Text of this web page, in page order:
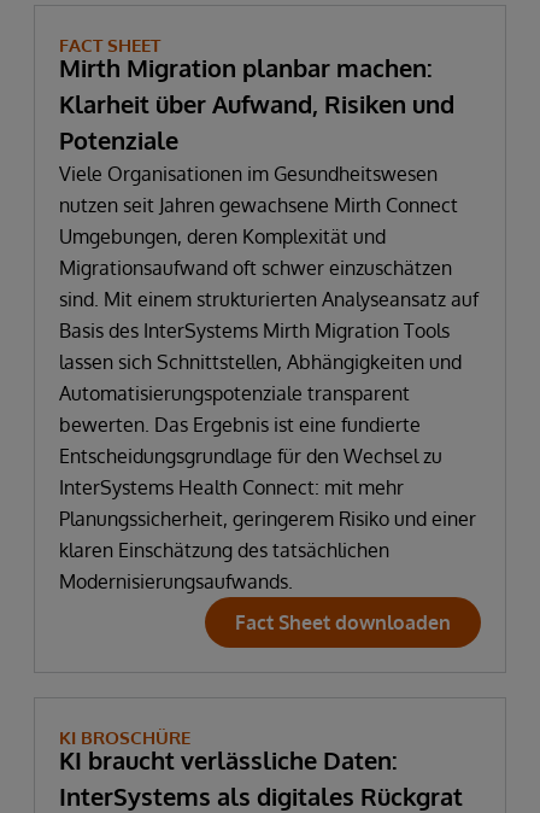
FACT SHEET
Mirth Migration planbar machen:
Klarheit über Aufwand, Risiken und
Potenziale
Viele Organisationen im Gesundheitswesen
nutzen seit Jahren gewachsene Mirth Connect
Umgebungen, deren Komplexität und
Migrationsaufwand oft schwer einzuschätzen
sind. Mit einem strukturierten Analyseansatz auf
Basis des InterSystems Mirth Migration Tools
lassen sich Schnittstellen, Abhängigkeiten und
Automatisierungspotenziale transparent
bewerten. Das Ergebnis ist eine fundierte
Entscheidungsgrundlage für den Wechsel zu
InterSystems Health Connect: mit mehr
Planungssicherheit, geringerem Risiko und einer
klaren Einschätzung des tatsächlichen
Modernisierungsaufwands.
Fact Sheet downloaden
KI BROSCHÜRE
KI braucht verlässliche Daten:
InterSystems als digitales Rückgrat